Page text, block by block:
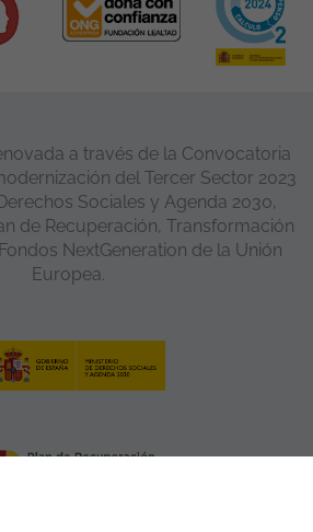
a través de la Convocatoria
del Tercer Sector 2023
Sociales y Agenda 2030,
de Recuperación, Transformación
NextGeneration de la Unión
Europea.